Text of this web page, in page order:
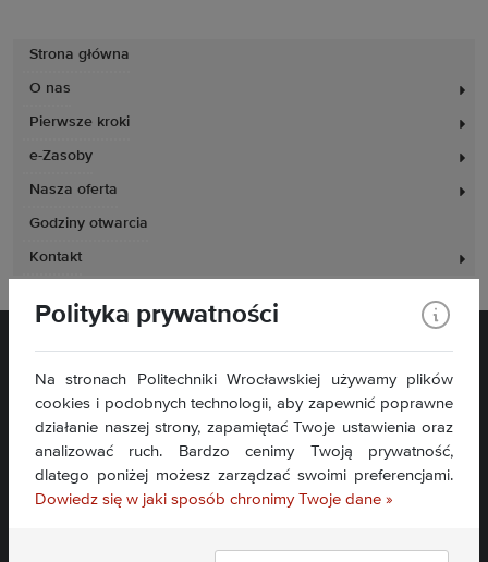
Strona główna
O nas
Pierwsze kroki
e-Zasoby
Nasza oferta
Godziny otwarcia
Kontakt
Plac Grunwaldzki 11
50-377 Wrocław
Deklaracja dostępności
Polityka prywatności
Na stronach Politechniki Wrocławskiej używamy plików
cookies i podobnych technologii, aby zapewnić poprawne
działanie naszej strony, zapamiętać Twoje ustawienia oraz
analizować ruch. Bardzo cenimy Twoją prywatność,
dlatego poniżej możesz zarządzać swoimi preferencjami.
Dowiedz się w jaki sposób chronimy Twoje dane »